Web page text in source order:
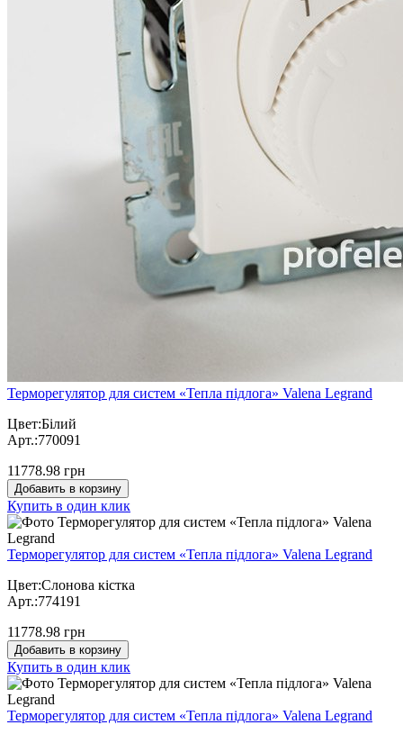
Терморегулятор для систем «Тепла підлога» Valena Legrand
Цвет:Білий
Арт.:770091
11778.98 грн
Добавить в корзину
Купить в один клик
Терморегулятор для систем «Тепла підлога» Valena Legrand
Цвет:Слонова кістка
Арт.:774191
11778.98 грн
Добавить в корзину
Купить в один клик
Терморегулятор для систем «Тепла підлога» Valena Legrand